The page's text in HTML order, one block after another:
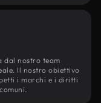
dal nostro team
Il nostro obiettivo
i marchi e i diritti